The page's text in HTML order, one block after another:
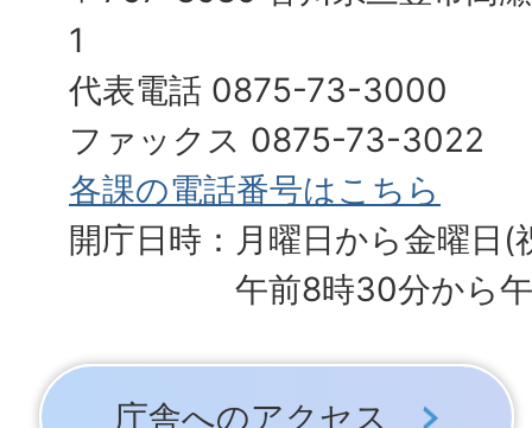
1
代表電話 0875-73-3000
ファックス 0875-73-3022
各課の電話番号はこちら
開庁日時：月曜日から金曜日(
午前8時30分から
庁舎へのアクセス